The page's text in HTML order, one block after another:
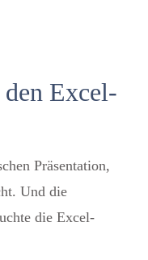
Excel-
Präsentation,
Und die
die Excel-